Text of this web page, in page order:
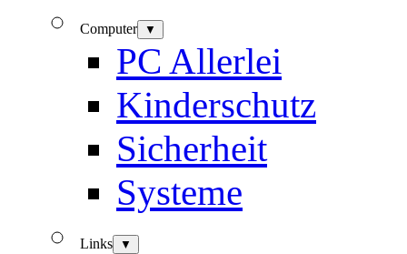
Computer ▼
PC Allerlei
Kinderschutz
Sicherheit
Systeme
Links ▼